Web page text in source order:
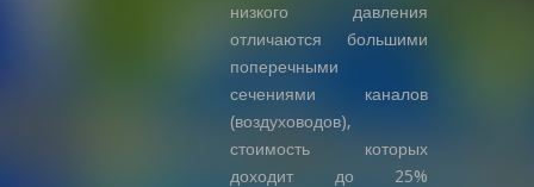
низкого давления
отличаются большими
поперечными
сечениями каналов
(воздуховодов),
стоимость которых
доходит до 25%